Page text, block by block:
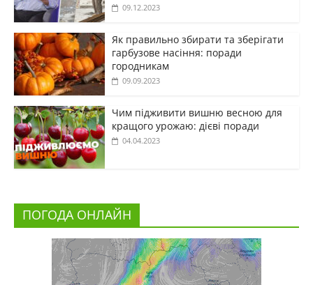
09.12.2023
Як правильно збирати та зберігати
гарбузове насіння: поради
городникам
09.09.2023
Чим підживити вишню весною для
кращого урожаю: дієві поради
04.04.2023
ПОГОДА ОНЛАЙН